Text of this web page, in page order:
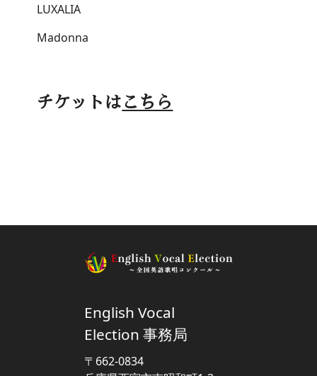
LUXALIA
Madonna
チケットは こちら
English Vocal
Election 事務局
〒662-0834